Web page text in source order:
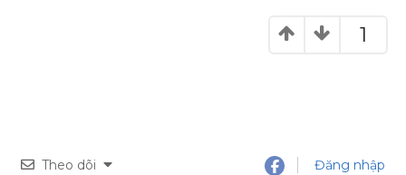
1
Theo dõi Đăng nhập